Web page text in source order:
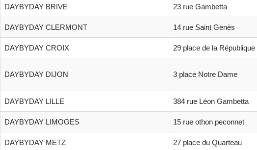
DAYBYDAY BRIVE 23 rue Gambetta
DAYBYDAY CLERMONT 14 rue Saint Genès
DAYBYDAY CROIX 29 place de la République
DAYBYDAY DIJON 3 place Notre Dame
DAYBYDAY LILLE 384 rue Léon Gambetta
DAYBYDAY LIMOGES 15 rue othon peconnet
DAYBYDAY METZ 27 place du Quarteau